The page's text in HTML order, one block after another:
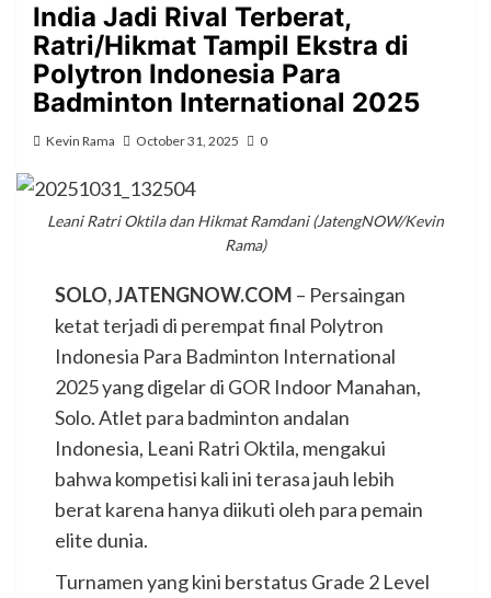
India Jadi Rival Terberat,
Ratri/Hikmat Tampil Ekstra di
Polytron Indonesia Para
Badminton International 2025
Kevin Rama October 31, 2025 0
Leani Ratri Oktila dan Hikmat Ramdani (JatengNOW/Kevin
Rama)
SOLO, JATENGNOW.COM – Persaingan
ketat terjadi di perempat final Polytron
Indonesia Para Badminton International
2025 yang digelar di GOR Indoor Manahan,
Solo. Atlet para badminton andalan
Indonesia, Leani Ratri Oktila, mengakui
bahwa kompetisi kali ini terasa jauh lebih
berat karena hanya diikuti oleh para pemain
elite dunia.
Turnamen yang kini berstatus Grade 2 Level